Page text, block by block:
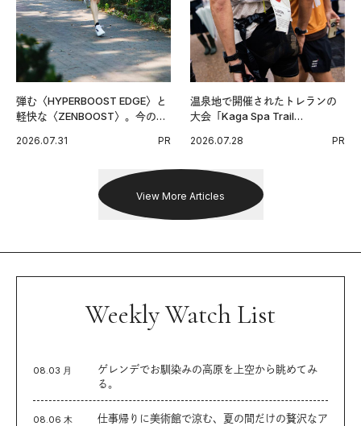
弾む〈HYPERBOOST EDGE〉と
軽快な〈ZENBOOST〉。今の時
出した新機軸。
2026.07.31 PR
温泉地で開催されたトレランの
大会「Kaga Spa Trail
戦を夢見るランナーたちの奮闘
2026.07.28 PR
View More Articles
Weekly Watch List
08.03 月
ゲレンデでお馴染みの高原を上空から眺めてみ
る。
08.06 木
仕事帰りに美術館で涼む、夏の間だけの贅沢なア